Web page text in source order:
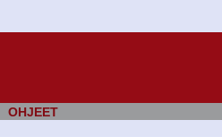
OHJEET